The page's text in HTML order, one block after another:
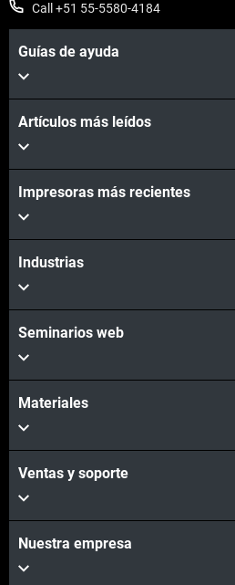
Call +51 55-5580-4184
Guías de ayuda
Artículos más leídos
Impresoras más recientes
Industrias
Seminarios web
Materiales
Ventas y soporte
Nuestra empresa